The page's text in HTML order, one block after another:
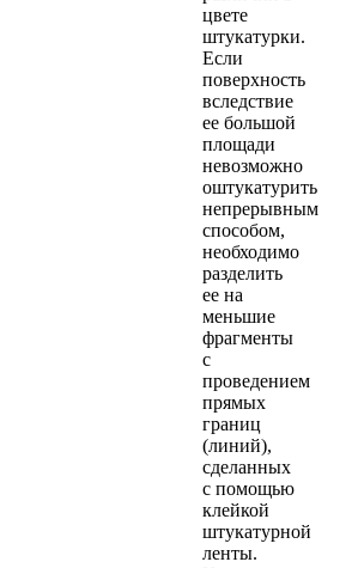
цвете
штукатурки.
Если
поверхность
вследствие
ее большой
площади
невозможно
оштукатурить
непрерывным
способом,
необходимо
разделить
ее на
меньшие
фрагменты
с
проведением
прямых
границ
(линий),
сделанных
с помощью
клейкой
штукатурной
ленты.